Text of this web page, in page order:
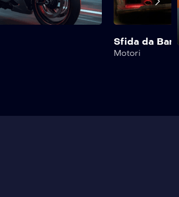
Sfida da Bar
Motori